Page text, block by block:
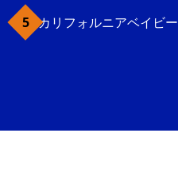
カリフォルニアベイビー